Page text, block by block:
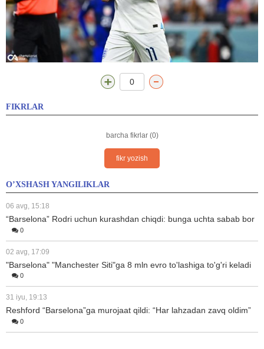
0
FIKRLAR
barcha fikrlar (0)
fikr yozish
O’XSHASH YANGILIKLAR
06 avg, 15:18
“Barselona” Rodri uchun kurashdan chiqdi: bunga uchta sabab bor
0
02 avg, 17:09
"Barselona" "Manchester Siti"ga 8 mln evro to'lashiga to'g'ri keladi
0
31 iyu, 19:13
Reshford “Barselona”ga murojaat qildi: “Har lahzadan zavq oldim”
0